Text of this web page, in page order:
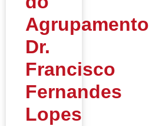
Agrupamento
Dr.
Francisco
Fernandes
Lopes